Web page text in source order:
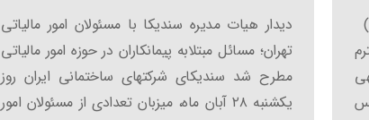
دیدار هیات مدیره سندیکا با مسئولان امور مالیاتی
تهران؛ مسائل مبتلابه پیمانکاران در حوزه امور مالیاتی
مطرح شد سندیکای شرکتهای ساختمانی ایران روز
یکشنبه ۲۸ آبان ماه، میزبان تعدادی از مسئولان امور